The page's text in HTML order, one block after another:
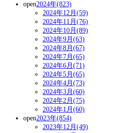
open2024年(823)
2024年12月(59)
2024年11月(76)
2024年10月(89)
2024年9月(63)
2024年8月(67)
2024年7月(65)
2024年6月(71)
2024年5月(65)
2024年4月(73)
2024年3月(60)
2024年2月(75)
2024年1月(60)
open2023年(854)
2023年12月(49)